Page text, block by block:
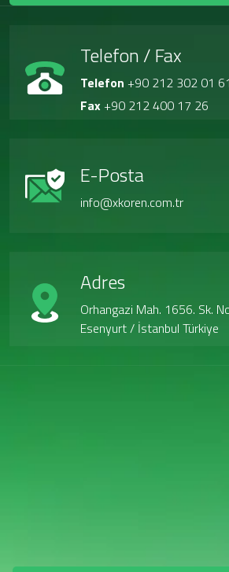
Telefon / Fax
Telefon +90 212 302 01 61
Fax +90 212 400 17 26
E-Posta
info@xkoren.com.tr
Adres
Orhangazi Mah. 1656. Sk.
Esenyurt / İstanbul Türkiye